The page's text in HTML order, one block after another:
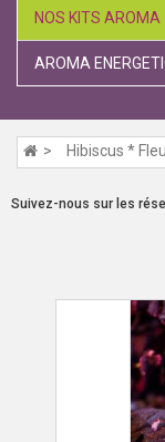
NOS KITS AROMA
AROMA
Hibiscus *
Suivez-nous sur les